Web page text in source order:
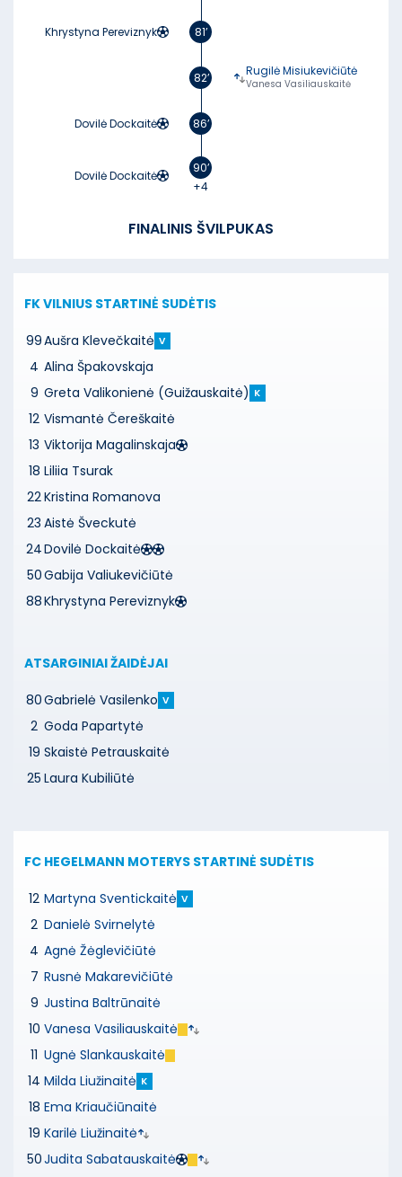
FK VILNIUS STARTINĖ SUDĖTIS
99Aušra Klevečkaitė V
4 Alina Špakovskaja
9 Greta Valikonienė (Guižauskaitė) K
12 Vismantė Čereškaitė
13 Viktorija Magalinskaja
18 Liliia Tsurak
22Kristina Romanova
23 Aistė Šveckutė
24Dovilė Dockaitė
50Gabija Valiukevičiūtė
88Khrystyna Pereviznyk
ATSARGINIAI ŽAIDĖJAI
80Gabrielė Vasilenko V
2 Goda Papartytė
19 Skaistė Petrauskaitė
25 Laura Kubiliūtė
Khrystyna Pereviznyk 81’
82’ Rugilė Misiukevičiūtė
Vanesa Vasiliauskaitė
Dovilė Dockaitė 86’
Dovilė Dockaitė
90’
+4
FINALINIS ŠVILPUKAS
FC HEGELMANN MOTERYS STARTINĖ SUDĖTIS
12 Martyna Sventickaitė V
2 Danielė Svirnelytė
4 Agnė Žėglevičiūtė
7 Rusnė Makarevičiūtė
9 Justina Baltrūnaitė
10 Vanesa Vasiliauskaitė
11 Ugnė Slankauskaitė
14 Milda Liužinaitė K
18 Ema Kriaučiūnaitė
19 Karilė Liužinaitė
50Judita Sabatauskaitė